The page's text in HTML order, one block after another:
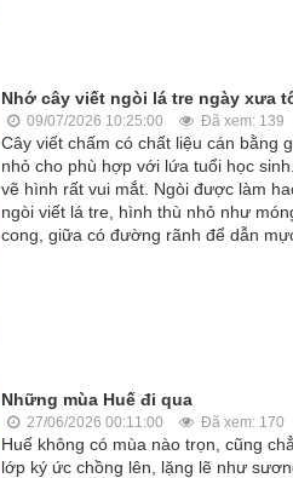
Nhớ cây viết ngòi lá tre ngày xưa
09/07/2026 10:25:00 Đã xem: 139
Cây viết chấm có chất liệu cán bằng
nhỏ cho phù hợp với lứa tuổi học
vẽ hình rất vui mắt. Ngòi được làm
ngòi viết lá tre, hình thù nhỏ như
cong, giữa có đường rãnh để dẫn
Những mùa Huế đi qua
27/06/2026 00:11:00 Đã xem: 170
Huế không có mùa nào trọn, cũng
lớp ký ức chồng lên, lặng lẽ như